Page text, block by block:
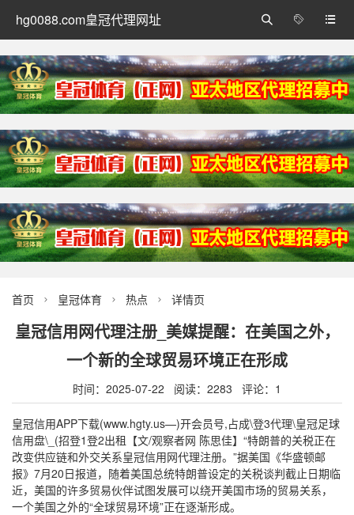
hg0088.com皇冠代理网址 


首页  皇冠体育  热点  详情页
皇冠信用网代理注册_美媒提醒：在美国之外，
一个新的全球贸易环境正在形成
时间：2025-07-22 阅读：2283 评论：1
皇冠信用APP下载(www.hgty.us—)开会员号,占成\登3代理\皇冠足球
信用盘\_(招登1登2出租【文/观察者网 陈思佳】“特朗普的关税正在
改变供应链和外交关系皇冠信用网代理注册。”据美国《华盛顿邮
报》7月20日报道，随着美国总统特朗普设定的关税谈判截止日期临
近，美国的许多贸易伙伴试图发展可以绕开美国市场的贸易关系，
一个美国之外的“全球贸易环境”正在逐渐形成。